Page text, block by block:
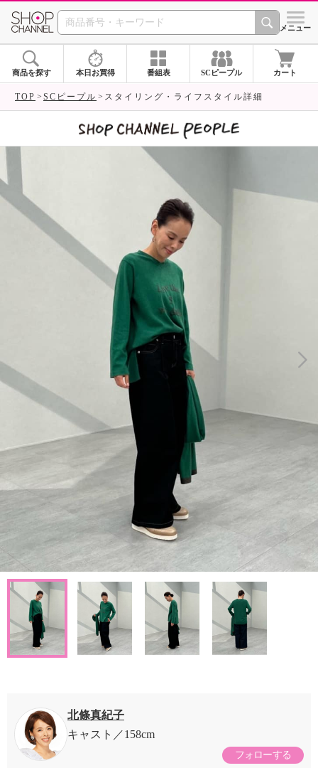
SHOP CHANNEL シメニュー
商品を探す 本日お買得 番組表 SCピープル カート
TOP SCピープル スタイリング・ライフスタイル詳細
北條真紀子
キャスト
158cm
フォローする